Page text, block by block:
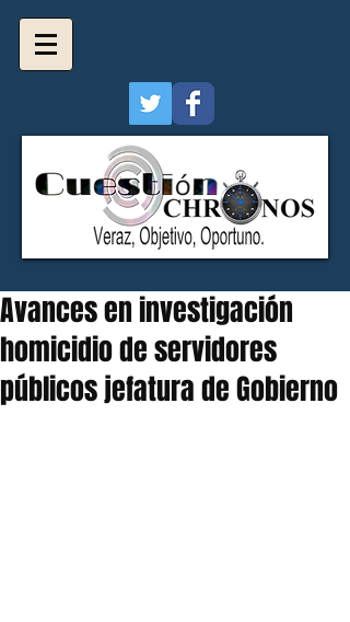
Avances en investigación
homicidio de servidores
públicos jefatura de Gobierno